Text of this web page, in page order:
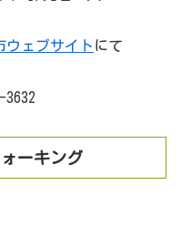
ウェブサイト にて
ーキング